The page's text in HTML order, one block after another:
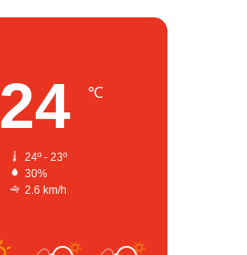
24 ℃
24º - 23º
30%
2.6 km/h